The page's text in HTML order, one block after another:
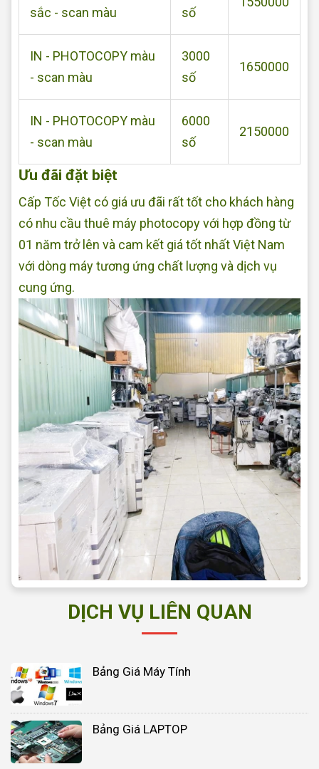
sắc - scan màu số
IN - PHOTOCOPY màu
- scan màu
3000
số
1650000
IN - PHOTOCOPY màu
- scan màu
6000
số
2150000
Ưu đãi đặt biệt
Cấp Tốc Việt có giá ưu đãi rất tốt cho khách hàng
có nhu cầu thuê máy photocopy với hợp đồng từ
01 năm trở lên và cam kết giá tốt nhất Việt Nam
với dòng máy tương ứng chất lượng và dịch vụ
cung ứng.
DỊCH VỤ LIÊN QUAN
Bảng Giá Máy Tính
Bảng Giá LAPTOP